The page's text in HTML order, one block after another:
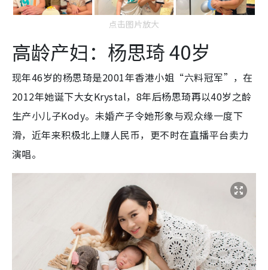
点击图片放大
高龄产妇：杨思琦 40岁
现年46岁的杨思琦是2001年香港小姐“六料冠军”，在
2012年她诞下大女Krystal，8年后杨思琦再以40岁之龄
生产小儿子Kody。未婚产子令她形象与观众缘一度下
滑，近年来积极北上赚人民币，更不时在直播平台卖力
演唱。